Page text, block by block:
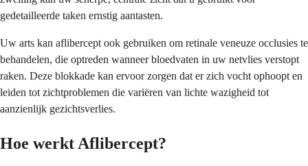
gedetailleerde taken ernstig aantasten.
Uw arts kan aflibercept ook gebruiken om retinale veneuze occlusies te
behandelen, die optreden wanneer bloedvaten in uw netvlies verstopt
raken. Deze blokkade kan ervoor zorgen dat er zich vocht ophoopt en
leiden tot zichtproblemen die variëren van lichte wazigheid tot
aanzienlijk gezichtsverlies.
Hoe werkt Aflibercept?